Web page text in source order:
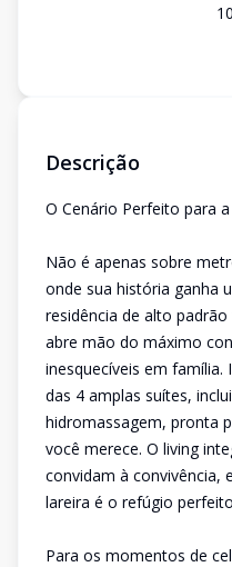
10
Descrição
O Cenário Perfeito para
Não é apenas sobre
onde sua história ganha
residência de alto
abre mão do máximo
inesquecíveis em
das 4 amplas suítes,
hidromassagem, pronta
você merece. O living
convidam à convivência,
lareira é o refúgio
Para os momentos de